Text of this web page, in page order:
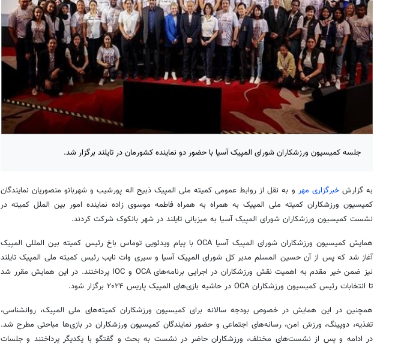
جلسه کمیسیون ورزشکاران شورای المپیک آسیا با حضور دو نماینده کشورمان در تایلند برگزار شد.
به گزارشخبرگزاری مهر و به نقل از روابط عمومی کمیته ملی المپیک ذبیح اله پورشیبو شهربانو منصوریان نمایندگان
کمیسیون ورزشکاران کمیته ملی المپیک به همراه به همراه فاطمه موسوی زاده نماینده امور بین الملل کمیته در
نشست کمیسیون ورزشکاران شورای المپیک آسیا به میزبانی تایلند در شهر بانکوک شرکت کردند.
همایش کمیسیون ورزشکاران شورای المپیک آسیا OCA با پیام ویدئویی توماس باخ رئیس کمیته بین المللی المپیک
آغاز شد که پس از آن حسین المسلممدیر کل شورای المپیک آسیا و سیری وات نایب رئیس کمیته ملی المپیک تایلند
نیز ضمن خیر مقدم به اهمیت نقش ورزشکاران در اجرایی برنامه‌های OCA و IOC پرداختند. در این همایش مقرر شد
تا انتخابات رئیس کمیسیون ورزشکاران OCA در حاشیه بازی‌های المپیک پاریس
برگزار شود.
همچنین در این همایش در خصوص بودجه سالانه برای کمیسیون ورزشکاران کمیته‌های ملی المپیک، روانشناسی،
تغذیه، دوپینگ، ورزش امن، رسانه‌های اجتماعی و حضور نمایندگان کمیسیون ورزشکاران در بازی‌ها مباحثی مطرح شد.
در ادامه و پس از نشست‌های مختلف، ورزشکاران حاضر در نشست به بحث و گفتگو با یکدیگر پرداختند و جلسات